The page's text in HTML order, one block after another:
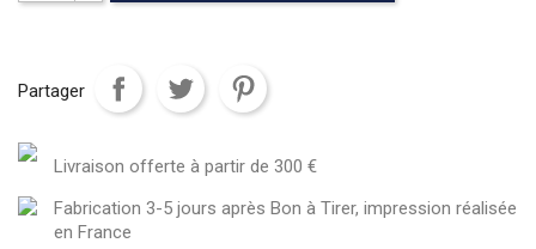
Partager
Livraison offerte à partir de 300 €
Fabrication 3-5 jours après Bon à Tirer, impression réalisée
en France